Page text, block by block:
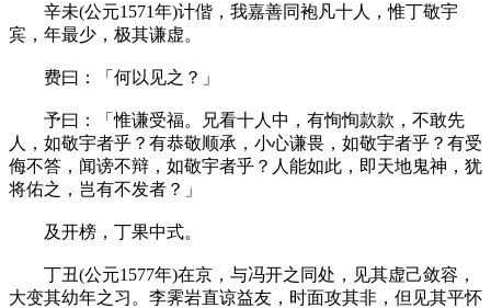
辛未(公元1571年)计偕，我嘉善同袍凡十人，惟丁敬宇
宾，年最少，极其谦虚。
费曰：「何以见之？」
予曰：「惟谦受福。兄看十人中，有恂恂款款，不敢先
人，如敬宇者乎？有恭敬顺承，小心谦畏，如敬宇者乎？有受
侮不答，闻谤不辩，如敬宇者乎？人能如此，即天地鬼神，犹
将佑之，岂有不发者？」
及开榜，丁果中式。
丁丑(公元1577年)在京，与冯开之同处，见其虚己敛容，
大变其幼年之习。李霁岩直谅益友，时面攻其非，但见其平怀